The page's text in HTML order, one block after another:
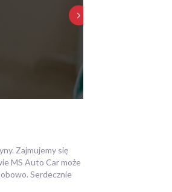
Zajmujemy się
MS Auto Car może
Serdecznie